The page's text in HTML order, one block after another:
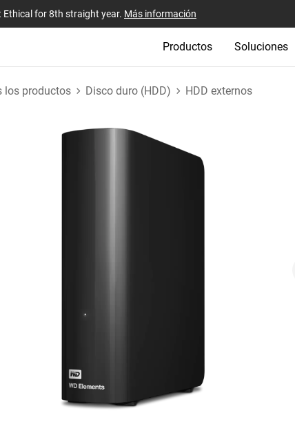
Ethical for 8th straight year. Más información
Productos Soluciones
los productos Disco duro (HDD) HDD externos